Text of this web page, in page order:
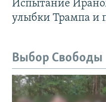
Испытание
улыбки Трампа и
Выбор Свободы